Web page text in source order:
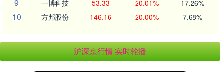
9 一博科技 53.33 20.01% 17.26%
10 方邦股份 146.16 20.00% 7.68%
沪深京行情 实时轮播